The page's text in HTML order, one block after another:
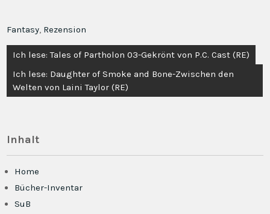
Fantasy, Rezension
Beitragsnavigation
Ich lese: Tales of Partholon 03-Gekrönt von P.C. Cast (RE)
Ich lese: Daughter of Smoke and Bone-Zwischen den
Welten von Laini Taylor (RE)
Inhalt
Home
Bücher-Inventar
SuB